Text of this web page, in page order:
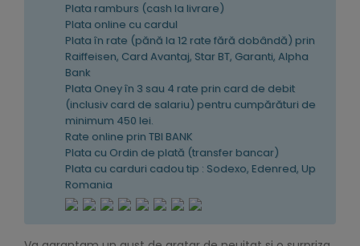
Plata ramburs (cash la livrare)
Plata online cu cardul
Plata în rate (pănă la 12 rate fără dobândă) prin
Raiffeisen, Card Avantaj, Star BT, Garanti, Alpha
Bank
Plata Oney în 3 sau 4 rate prin card de debit
(inclusiv card de salariu) pentru cumpărături de
minimum 450 lei.
Rate online prin TBI BANK
Plata cu Ordin de plată (transfer bancar)
Plata cu carduri cadou tip : Sodexo, Edenred, Up
Romania